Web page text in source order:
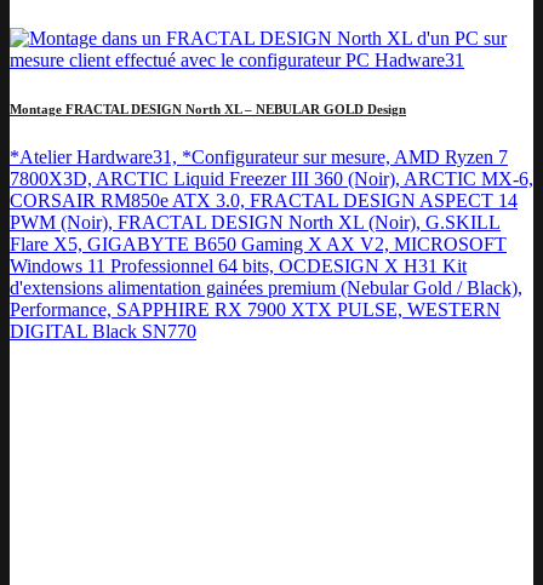
Montage FRACTAL DESIGN North XL – NEBULAR GOLD Design
*Atelier Hardware31, *Configurateur sur mesure, AMD Ryzen 7
7800X3D, ARCTIC Liquid Freezer III 360 (Noir), ARCTIC MX-6,
CORSAIR RM850e ATX 3.0, FRACTAL DESIGN ASPECT 14
PWM (Noir), FRACTAL DESIGN North XL (Noir), G.SKILL
Flare X5, GIGABYTE B650 Gaming X AX V2, MICROSOFT
Windows 11 Professionnel 64 bits, OCDESIGN X H31 Kit
d'extensions alimentation gainées premium (Nebular Gold / Black),
Performance, SAPPHIRE RX 7900 XTX PULSE, WESTERN
DIGITAL Black SN770